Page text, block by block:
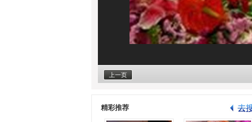
上一页
精彩推荐